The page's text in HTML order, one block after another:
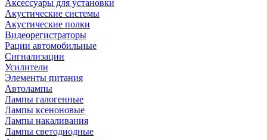
Аксессуары для установки
Акустические системы
Акустические полки
Видеорегистраторы
Рации автомобильные
Сигнализации
Усилители
Элементы питания
Автолампы
Лампы галогенные
Лампы ксеноновые
Лампы накаливания
Лампы светодиодные